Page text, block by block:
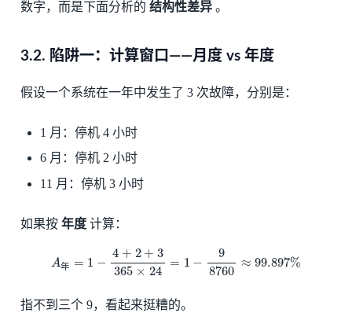
数字，而是下面分析的 结构性差异。
3.2. 陷阱一：计算窗口——月度 vs 年度
假设一个系统在一年中发生了 3 次故障，分别是：
1 月：停机 4 小时
6 月：停机 2 小时
11 月：停机 3 小时
如果按 年度计算：
A年 = 1 −
4 + 2 + 3
365 × 24
= 1 −
9
8760
≈ 99.897%
4+ 2 +3 365× 8760
指不到三个 9，看起来挺糟的。